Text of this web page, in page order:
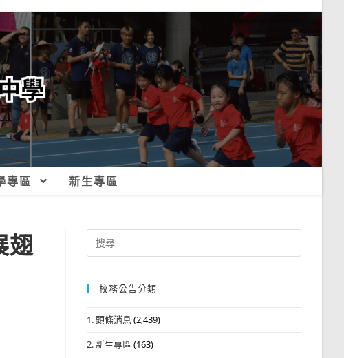
專區 新生專區
翅
Search
for:
校務公告分類
1. 頭條消息 (2,439)
2. 新生專區 (163)